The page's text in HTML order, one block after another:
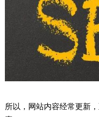
所以，网站内容经常更新